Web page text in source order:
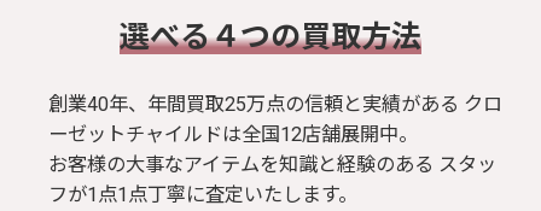
​選べる４つの買取方法
創業40年、年間買取25万点の信頼と実績がある クロ
ーゼットチャイルドは全国12店舗展開中。
お客様の大事なアイテムを知識と経験のある スタッ
フが1点1点丁寧に査定いたします。